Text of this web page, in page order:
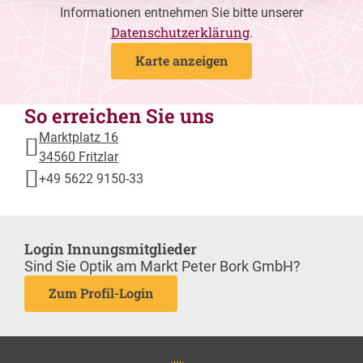
Informationen entnehmen Sie bitte unserer
Datenschutzerklärung.
Karte anzeigen
So erreichen Sie uns
Marktplatz 16
34560 Fritzlar
+49 5622 9150-33
Login Innungsmitglieder
Sind Sie Optik am Markt Peter Bork GmbH?
Zum Profil-Login